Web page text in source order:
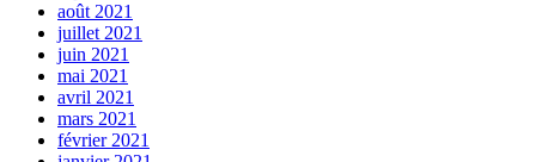
août 2021
juillet 2021
juin 2021
mai 2021
avril 2021
mars 2021
février 2021